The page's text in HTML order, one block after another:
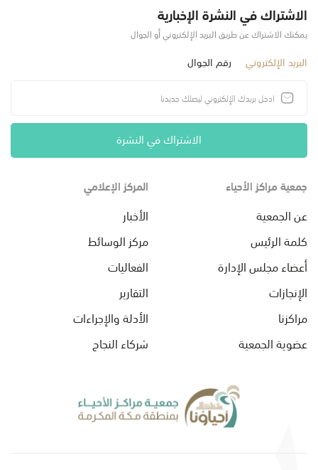
الاشتراك في النشرة الإخبارية
يمكنك الاشتراك عن طريق البريد الإلكتروني أو الجوال
البريد الإلكتروني رقم الجوال
الاشتراك في النشرة
جمعية مراكز الأحياء
عن الجمعية
كلمة الرئيس
أعضاء مجلس الإدارة
الإنجازات
مراكزنا
عضوية الجمعية
المركز الإعلامي
الأخبار
مركز الوسائط
الفعاليات
التقارير
الأدلة والإجراءات
شركاء النجاح